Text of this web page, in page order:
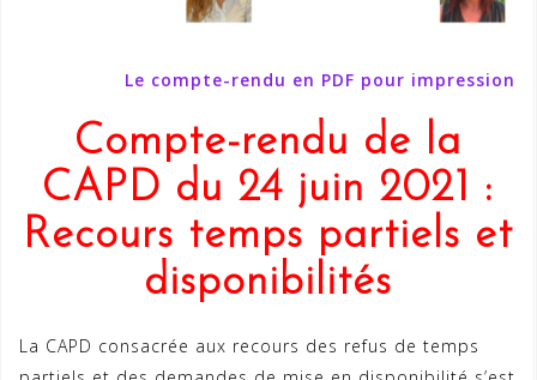
Le compte-rendu en PDF pour impression
Compte-rendu de la
CAPD du 24 juin 2021 :
Recours temps partiels et
disponibilités
La CAPD consacrée aux recours des refus de temps